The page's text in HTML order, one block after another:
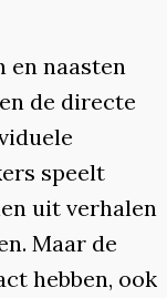
en naasten
de directe
speelt
uit verhalen
Maar de
hebben, ook